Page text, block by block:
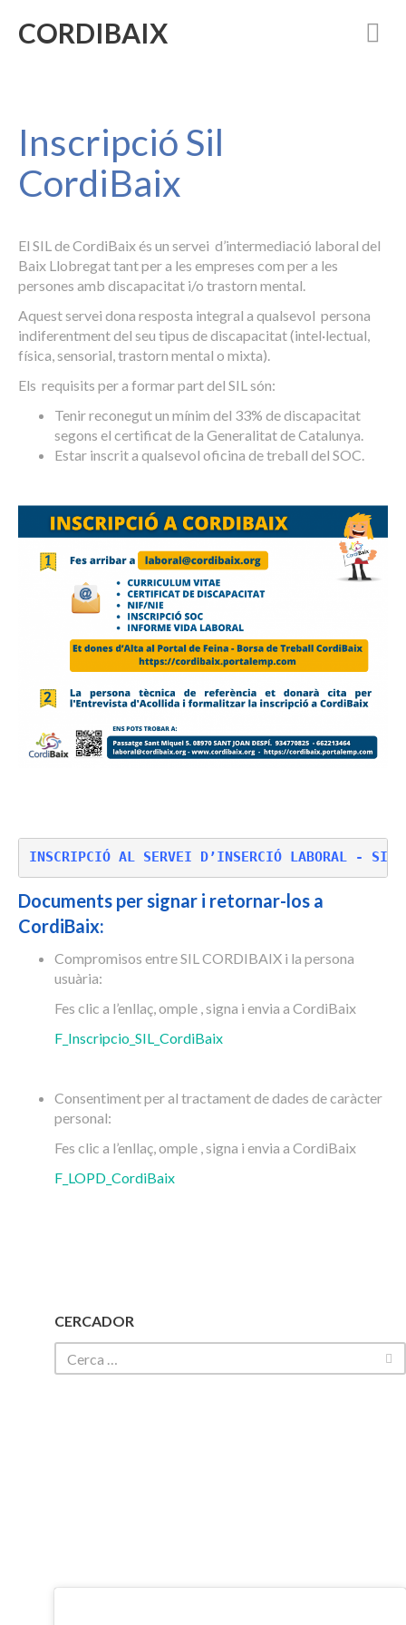
CORDIBAIX
Inscripció Sil
CordiBaix
El SIL de CordiBaix és un servei d’intermediació laboral del
Baix Llobregat tant per a les empreses com per a les
persones amb discapacitat i/o trastorn mental.
Aquest servei dona resposta integral a qualsevol persona
indiferentment del seu tipus de discapacitat (intel·lectual,
física, sensorial, trastorn mental o mixta).
Els requisits per a formar part del SIL són:
Tenir reconegut un mínim del 33% de discapacitat
segons el certificat de la Generalitat de Catalunya.
Estar inscrit a qualsevol oficina de treball del SOC.
INSCRIPCIÓ AL SERVEI D’INSERCIÓ LABORAL - SIL
Documents per signar i retornar-los a
CordiBaix:
Compromisos entre SIL CORDIBAIX i la persona
usuària:
Fes clic a l’enllaç, omple , signa i envia a CordiBaix
F_Inscripcio_SIL_CordiBaix
Consentiment per al tractament de dades de caràcter
personal:
Fes clic a l’enllaç, omple , signa i envia a CordiBaix
F_LOPD_CordiBaix
CERCADOR